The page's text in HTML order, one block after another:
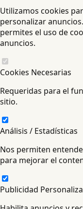
Utilizamos cookies
personalizar
permites el uso de
anuncios.
Cookies Necesarias
Requeridas para el
sitio.
Análisis / Estadísticas
Nos permiten
para mejorar el
Publicidad